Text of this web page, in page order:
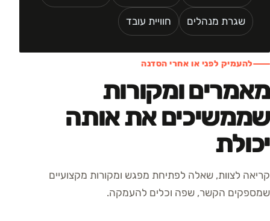
שגרת מנהלים חוויית עובד
להעמיק לפני או אחרי הסדנה
מאמרים ומקורות
שממשיכים את אותה
יכולת
קריאה לצוות, שאלה לפתיחת מפגש ומקורות מקצועיים
שמספקים הקשר, שפה וכלים להעמקה.